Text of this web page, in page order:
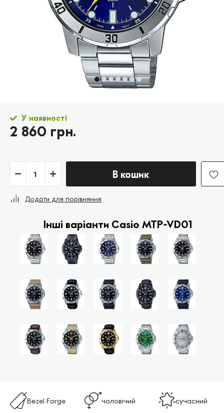
У наявності
2 860 грн.
В кошик
Додати для порівняння
Інші варіанти Casio MTP-VD01
Bezel Forge чоловічий сучасний